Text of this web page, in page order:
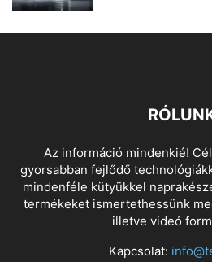
Az információ mindenkié!
gyorsabban fejlődő
mindenféle kütyükkel
termékeket ismertethessünk
illetve videó
Kapcsolat: